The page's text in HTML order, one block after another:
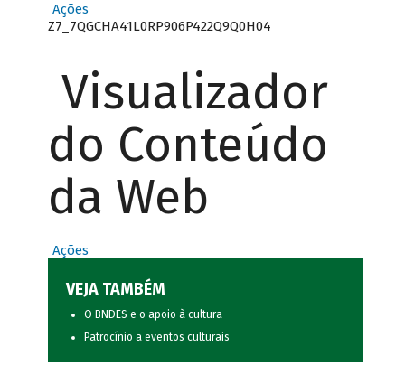
Ações
Z7_7QGCHA41L0RP906P422Q9Q0H04
Visualizador
do Conteúdo
da Web
Ações
VEJA TAMBÉM
O BNDES e o apoio à cultura
Patrocínio a eventos culturais